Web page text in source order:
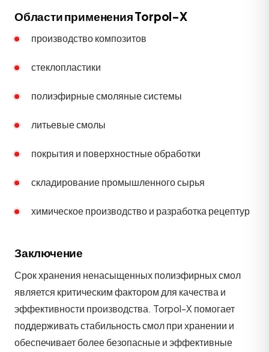
Области применения Torpol-X
производство композитов
стеклопластики
полиэфирные смоляные системы
литьевые смолы
покрытия и поверхностные обработки
складирование промышленного сырья
химическое производство и разработка рецептур
Заключение
Срок хранения ненасыщенных полиэфирных смол
является критическим фактором для качества и
эффективности производства. Torpol-X помогает
поддерживать стабильность смол при хранении и
обеспечивает более безопасные и эффективные